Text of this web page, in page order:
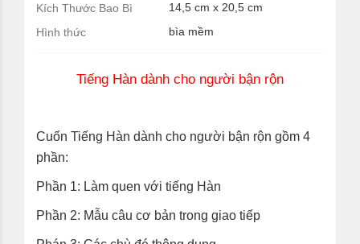
Kích Thước Bao Bì
14,5 cm x 20,5 cm
Hình thức
bìa mềm
Tiếng Hàn dành cho người bận rộn
Cuốn Tiếng Hàn dành cho người bận rộn gồm 4
phần:
Phần 1: Làm quen với tiếng Hàn
Phần 2: Mẫu câu cơ bản trong giao tiếp